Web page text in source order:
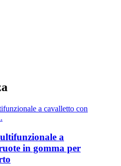
a
in gomma per